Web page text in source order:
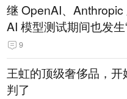
继 OpenAI、
AI 模型测试期间也发生
9
王虹的顶级奢侈品，开
判了